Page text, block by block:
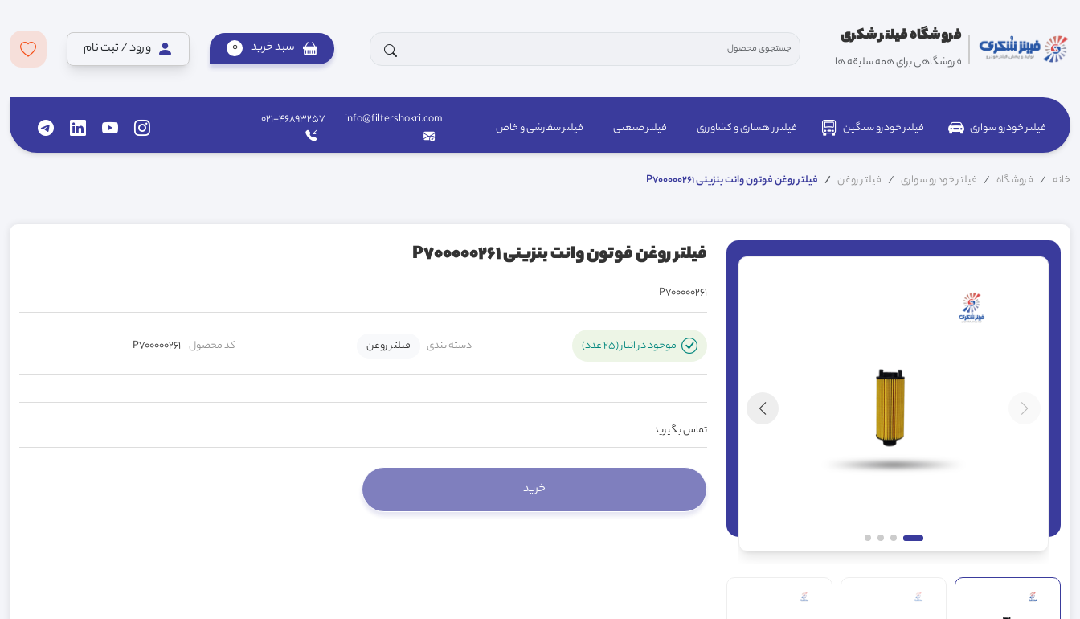
فروشگاه فیلتر شکری
فروشگاهی برای همه سلیقه ها
سبد خرید 0 ورود / ثبت نام
فیلتر خودرو سواری فیلتر خودرو سنگین فیلتر راهسازی و کشاورزی فیلتر صنعتی فیلتر سفارشی و خاص
info@filtershokri.com
021-46893257
خانه فروشگاه فیلتر خودرو سواری فیلتر روغن فیلتر روغن فوتون وانت بنزینی P700000261
فیلتر روغن فوتون وانت بنزینی P700000261
P700000261
موجود در انبار (25 عدد) دسته بندی فیلتر روغن کد محصول P700000261
تماس بگیرید